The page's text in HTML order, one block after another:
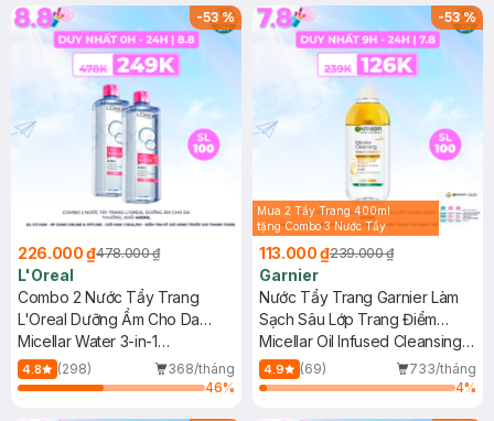
(SL có hạn)
-53%
226.000 ₫478.000 ₫
L'Oreal
Combo 2 Nước Tẩy Trang
L'Oreal Dưỡng Ẩm Cho Da
Thường, Khô 400ml
Micellar Water 3-in-1
Moisturizing Even For Sensitive
Skin
4.8 (298)
368/tháng
46%
-53%
Mua 2 Tẩy Trang 400ml
tặng Combo 3 Nước Tẩy
Nhiên)
113.000 ₫239.000 ₫
Garnier
Nước Tẩy Trang Garnier Làm
Sạch Sâu Lớp Trang Điểm
400ml
Micellar Oil Infused Cleansing
Water
4.9 (69)
733/tháng
4%